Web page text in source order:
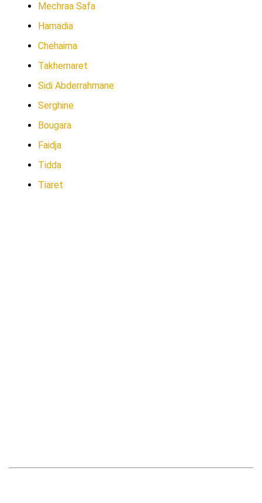
Mechraa Safa
Hamadia
Chehaima
Takhemaret
Sidi Abderrahmane
Serghine
Bougara
Faidja
Tidda
Tiaret